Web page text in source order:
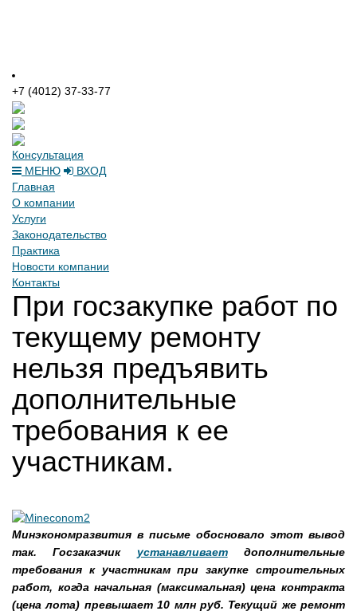
+7 (4012) 37-33-77
Консультация
МЕНЮ
ВХОД
Главная
О компании
Услуги
Законодательство
Практика
Новости компании
Контакты
При госзакупке работ по
текущему ремонту
нельзя предъявить
дополнительные
требования к ее
участникам.
Минэкономразвития в письме обосновало этот вывод
так. Госзаказчик устанавливаетдополнительные
требования к участникам при закупке строительных
работ, когда начальная (максимальная) цена контракта
(цена лота) превышает 10 млн руб. Текущий же ремонт